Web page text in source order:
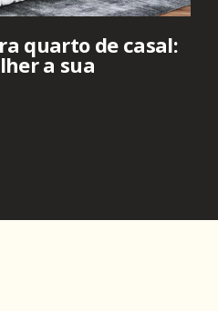
quarto de casal:
a sua